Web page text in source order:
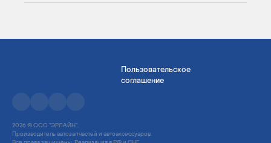
Пользовательское
соглашение
2026 © ООО "ЭРЛАЙН".
Производитель автозапчастей и автоаксессуаров.